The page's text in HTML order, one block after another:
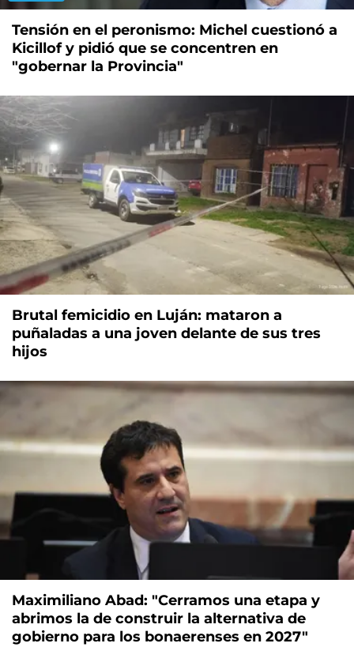
Tensión en el peronismo: Michel cuestionó a
Kicillof y pidió que se concentren en
"gobernar la Provincia"
Brutal femicidio en Luján: mataron a
puñaladas a una joven delante de sus tres
hijos
Maximiliano Abad: "Cerramos una etapa y
abrimos la de construir la alternativa de
gobierno para los bonaerenses en 2027"